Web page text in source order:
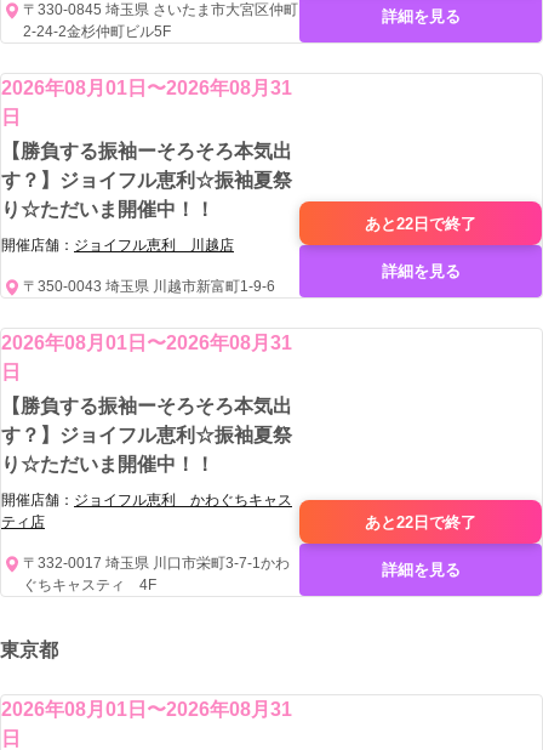
〒330-0845 埼玉県 さいたま市大宮区仲町
2-24-2金杉仲町ビル5F
詳細を見る
2026年08月01日〜2026年08月31
日
【勝負する振袖ーそろそろ本気出
す？】ジョイフル恵利☆振袖夏祭
り☆ただいま開催中！！
開催店舗： ジョイフル恵利 川越店
〒350-0043 埼玉県 川越市新富町1-9-6
あと22日で終了
詳細を見る
2026年08月01日〜2026年08月31
日
【勝負する振袖ーそろそろ本気出
す？】ジョイフル恵利☆振袖夏祭
り☆ただいま開催中！！
開催店舗： ジョイフル恵利 かわぐちキャス
ティ店
〒332-0017 埼玉県 川口市栄町3-7-1かわ
ぐちキャスティ 4F
あと22日で終了
詳細を見る
東京都
2026年08月01日〜2026年08月31
日